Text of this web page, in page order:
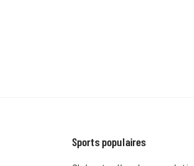
Sports populaires